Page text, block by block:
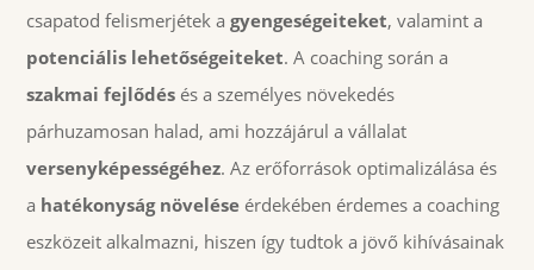
csapatod felismerjétek agyengeségeiteket, valamint a
potenciális lehetőségeiteket. A coaching során a
szakmai fejlődés és a személyes növekedés
párhuzamosan halad, ami hozzájárul a vállalat
versenyképességéhez. Az erőforrások optimalizálása és
a hatékonyság növelése érdekében érdemes a coaching
eszközeit alkalmazni, hiszen így tudtok a jövő kihívásainak